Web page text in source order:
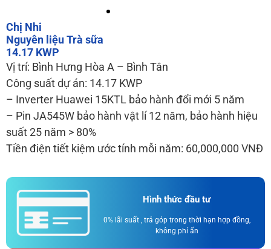
Chị Nhi
Nguyên liệu Trà sữa
14.17 KWP
Vị trí: Bình Hưng Hòa A – Bình Tân
Công suất dự án: 14.17 KWP
– Inverter Huawei 15KTL bảo hành đổi mới 5 năm
– Pin JA545W bảo hành vật lí 12 năm, bảo hành hiệu
suất 25 năm > 80%
Tiền điện tiết kiệm ước tính mỗi năm: 60,000,000 VNĐ
Hình thức đầu tư
0% lãi suất , trả góp trong thời hạn hợp đồng,
không phí ẩn